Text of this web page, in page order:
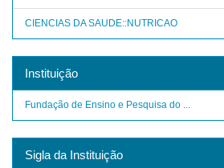
CIENCIAS DA SAUDE::NUTRICAO
Instituição
Fundação de Ensino e Pesquisa do ...
Sigla da Instituição